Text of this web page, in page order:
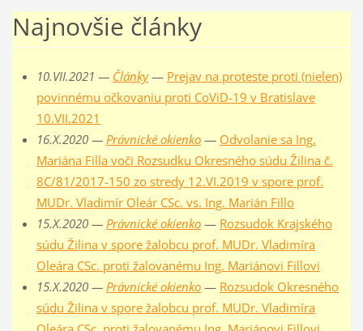
Najnovšie články
10.VII.2021 — Články— Prejav na proteste proti (nielen)
povinnému očkovaniu proti CoViD-19 v Bratislave
10.VII.2021
16.X.2020 — Právnické okienko— Odvolanie sa Ing.
Mariána Filla voči Rozsudku Okresného súdu Žilina č.
8C/81/2017-150 zo stredy 12.VI.2019 v spore prof.
MUDr. Vladimír Oleár CSc. vs. Ing. Marián Fillo
15.X.2020 — Právnické okienko— Rozsudok Krajského
súdu Žilina v spore žalobcu prof. MUDr. Vladimíra
Oleára CSc. proti žalovanému Ing. Mariánovi Fillovi
15.X.2020 — Právnické okienko— Rozsudok Okresného
súdu Žilina v spore žalobcu prof. MUDr. Vladimíra